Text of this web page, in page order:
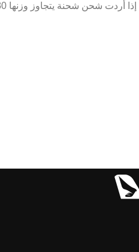
إذا أردت شحن شحنة يتجاوز وزنها 30 كيلو غرام لتحصل على سعر خاص.